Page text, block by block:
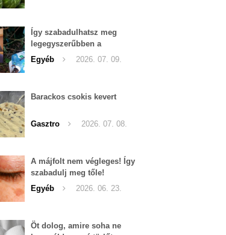
Így szabadulhatsz meg
legegyszerűbben a
pucércsigáktól
Egyéb 2026. 07. 09.
Barackos csokis kevert
Gasztro 2026. 07. 08.
A májfolt nem végleges! Így
szabadulj meg tőle!
Egyéb
2026. 06. 23.
Öt dolog, amire soha ne